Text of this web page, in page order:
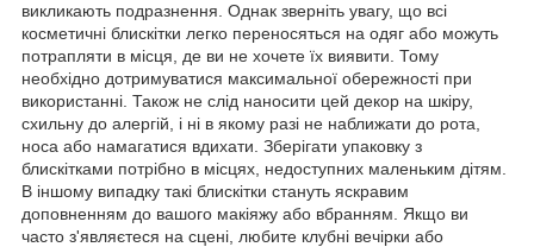
викликають подразнення. Однак зверніть увагу, що всі
косметичні блискітки легко переносяться на одяг або можуть
потрапляти в місця, де ви не хочете їх виявити. Тому
необхідно дотримуватися максимальної обережності при
використанні. Також не слід наносити цей декор на шкіру,
схильну до алергій, і ні в якому разі не наближати до рота,
носа або намагатися вдихати. Зберігати упаковку з
блискітками потрібно в місцях, недоступних маленьким дітям.
В іншому випадку такі блискітки стануть яскравим
доповненням до вашого макіяжу або вбранням. Якщо ви
часто з'являєтеся на сцені, любите клубні вечірки або